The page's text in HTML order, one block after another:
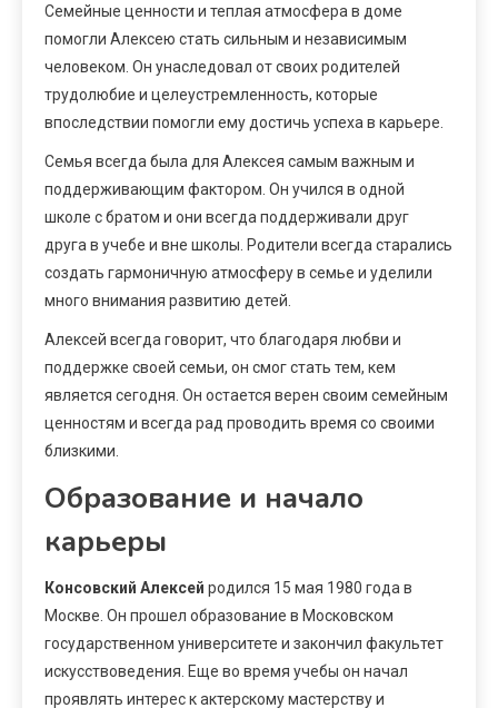
Семейные ценности и теплая атмосфера в доме
помогли Алексею стать сильным и независимым
человеком. Он унаследовал от своих родителей
трудолюбие и целеустремленность, которые
впоследствии помогли ему достичь успеха в карьере.
Семья всегда была для Алексея самым важным и
поддерживающим фактором. Он учился в одной
школе с братом и они всегда поддерживали друг
друга в учебе и вне школы. Родители всегда старались
создать гармоничную атмосферу в семье и уделили
много внимания развитию детей.
Алексей всегда говорит, что благодаря любви и
поддержке своей семьи, он смог стать тем, кем
является сегодня. Он остается верен своим семейным
ценностям и всегда рад проводить время со своими
близкими.
Образование и начало
карьеры
Консовский Алексей родился 15 мая 1980 года в
Москве. Он прошел образование в Московском
государственном университете и закончил факультет
искусствоведения. Еще во время учебы он начал
проявлять интерес к актерскому мастерству и